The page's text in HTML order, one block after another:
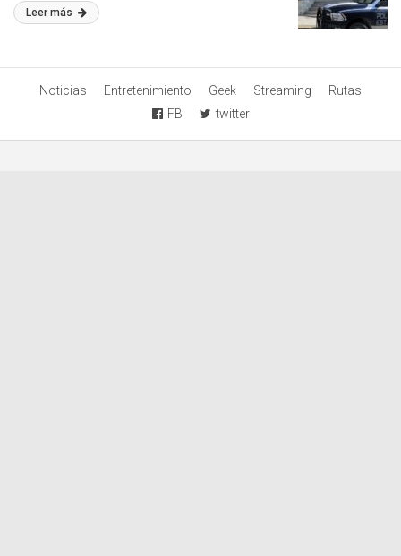
Leer más
Noticias Entretenimiento Geek Streaming
Rutas
FB
twitter